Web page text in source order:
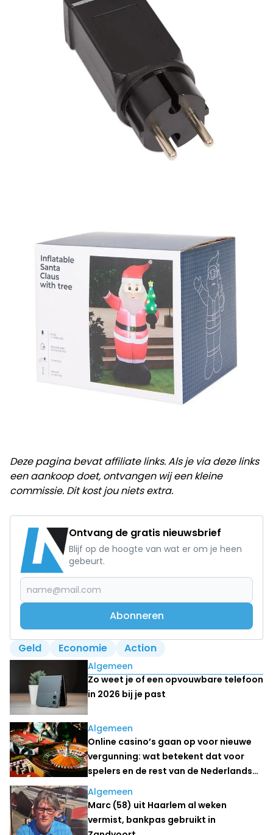
Deze pagina bevat affiliate links. Als je via deze links
een aankoop doet, ontvangen wij een kleine
commissie. Dit kost jou niets extra.
Ontvang de gratis nieuwsbrief
Blijf op de hoogte van wat er om je heen
gebeurt.
Abonneren
Geld Economie Action
Lees ook
Algemeen
Zo weet je of een opvouwbare telefoon
in 2026 bij je past
Algemeen
Online casino’s gaan op voor nieuwe
vergunning: wat betekent dat voor
spelers en de rest van de Nederlandse
kansspelmarkt?
Algemeen
Marc (58) uit Haarlem al weken
vermist, bankpas gebruikt in